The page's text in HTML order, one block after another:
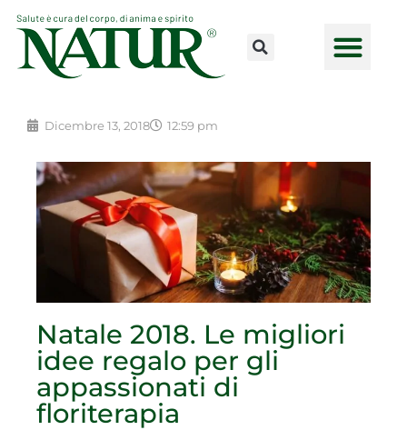
contenuto
Dicembre 13, 2018 12:59 pm
Natale 2018. Le migliori
idee regalo per gli
appassionati di
floriterapia